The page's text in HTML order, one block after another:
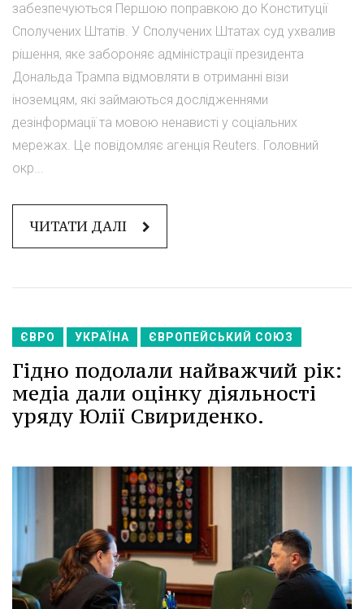
забезпечуються Першою поправкою до Конституції
Сполучених Штатів. У Сполучених Штатах суд ухвалив
рішення, яке забороняє адміністрації президента
Дональда Трампа відмовляти в отриманні візи
іноземцям, які займаються дослідженнями
дезінформації та мовою ненависті у соціальних
мережах. Це повідомляє агенція Reuters. Головний
окр...
ЧИТАТИ ДАЛІ
ЄВРО УКРАЇНА ЄВРОПЕЙСЬКИЙ СОЮЗ
Гідно подолали найважчий рік:
медіа дали оцінку діяльності
уряду Юлії Свириденко.